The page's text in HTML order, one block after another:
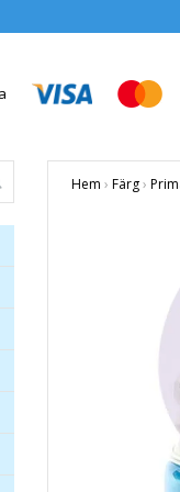
Hem › Färg›